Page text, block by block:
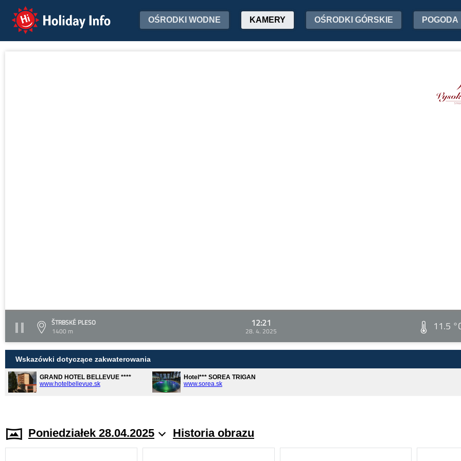
Holiday Info OŚRODKI WODNE KAMERY OŚRODKI GÓRSKIE POGODA
ŠTRBSKÉ PLESO
1400 m
12:21
28. 4. 2025 11.5
Wskazówki dotyczące zakwaterowania
GRAND HOTEL BELLEVUE ****
www.hotelbellevue.sk
Hotel*** SOREA TRIGAN
www.sorea.sk
Poniedziałek 28.04.2025 Historia obrazu